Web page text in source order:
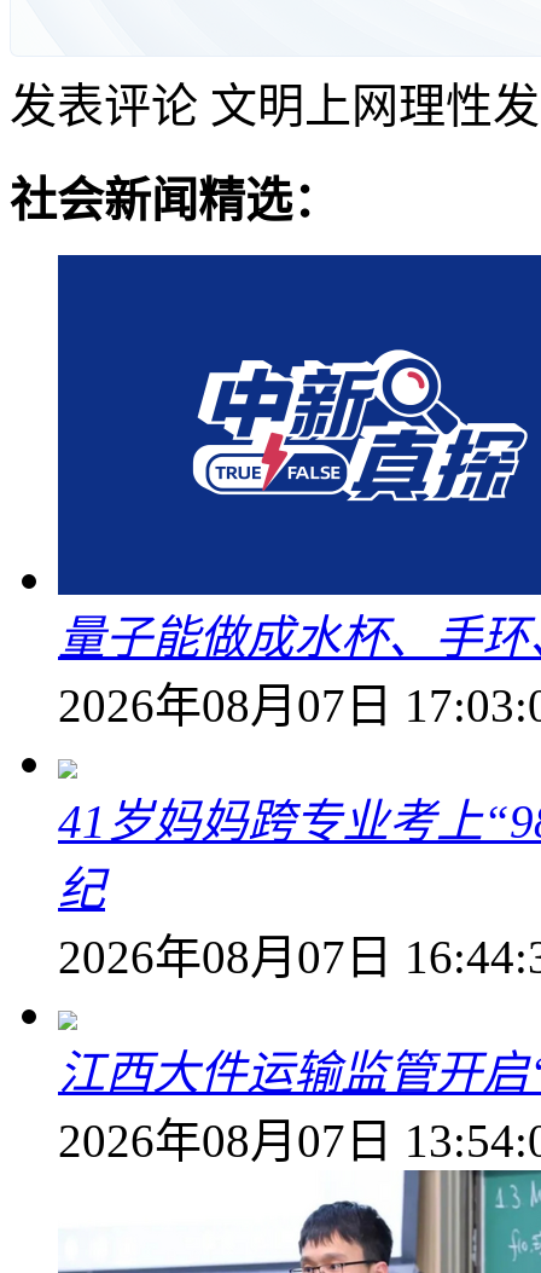
发表评论 文明上网理性
社会新闻精选：
量子能做成水杯、手
2026年08月07日
41岁妈妈跨专业考上
纪
2026年08月07日
江西大件运输监管开
2026年08月07日